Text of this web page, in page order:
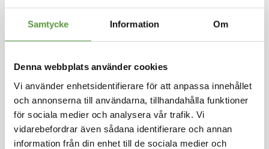
Samtycke Information Om
Denna webbplats använder cookies
Vi använder enhetsidentifierare för att anpassa innehållet
och annonserna till användarna, tillhandahålla funktioner
för sociala medier och analysera vår trafik. Vi
vidarebefordrar även sådana identifierare och annan
information från din enhet till de sociala medier och
130-170 gr 5 kg
Logga in för att handla
Sprödbakad flundrafile 130-170 dubbel, Urspru
ng Holland, FAO 27, Storlek 130-170 gr , Latinsk
t namn Platichthys flesus
FISKANO
Hoppa
till